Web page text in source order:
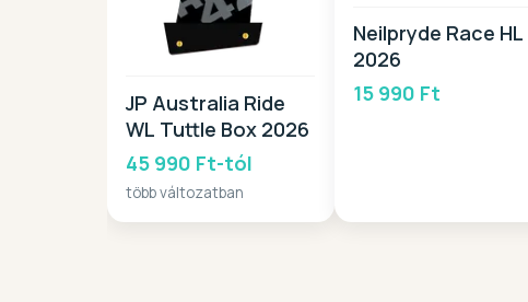
JP Australia Ride
WL Tuttle Box 2026
45 990 Ft-tól
több változatban
Neilpryde Race HL
2026
15 990 Ft